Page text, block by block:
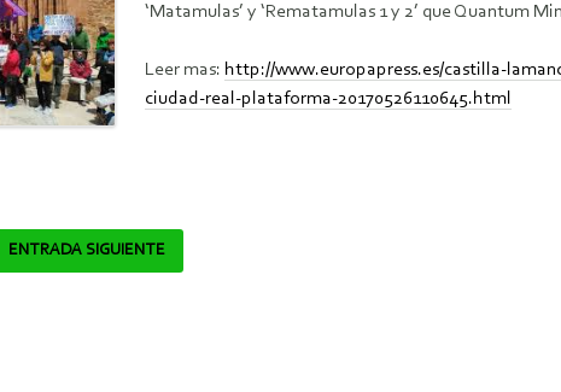
‘Matamulas’ y ‘Rematamulas 1 y 2’ que Quantum
Leer mas: http://www.europapress.es/castilla-
ciudad-real-plataforma-20170526110645.html
ENTRADA SIGUIENTE